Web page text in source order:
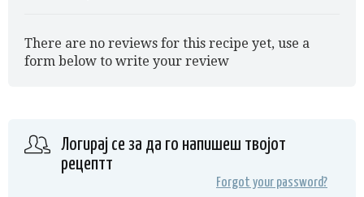
There are no reviews for this recipe yet, use a
form below to write your review
Логирај се за да го напишеш твојот
рецептт
Forgot your password?